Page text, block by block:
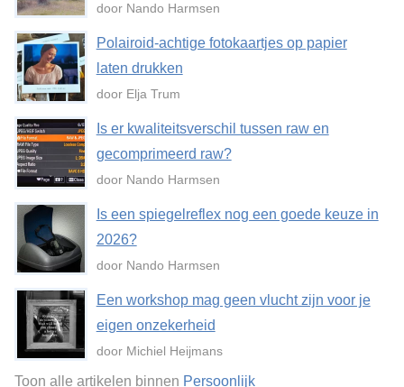
door Nando Harmsen
Polairoid-achtige fotokaartjes op papier
laten drukken
door Elja Trum
Is er kwaliteitsverschil tussen raw en
gecomprimeerd raw?
door Nando Harmsen
Is een spiegelreflex nog een goede keuze in
2026?
door Nando Harmsen
Een workshop mag geen vlucht zijn voor je
eigen onzekerheid
door Michiel Heijmans
Toon alle artikelen binnen Persoonlijk